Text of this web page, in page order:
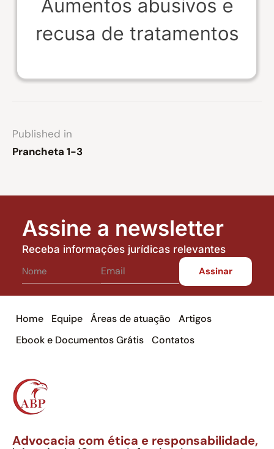
Published in
Prancheta 1-3
Assine a newsletter
Receba informações jurídicas relevantes
Home Equipe Áreas de atuação
Artigos
Ebook e Documentos Grátis
Contatos
Advocacia com ética e responsabilidade,